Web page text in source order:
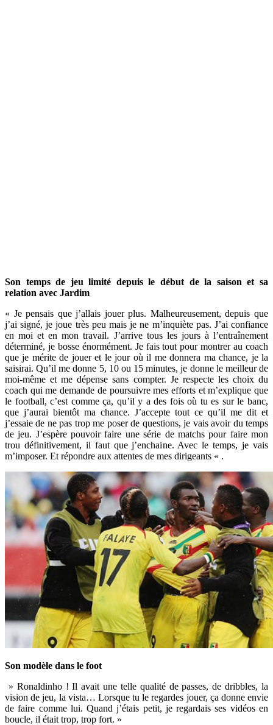
Son temps de jeu limité depuis le début de la saison et sa
relation avec Jardim
« Je pensais que j’allais jouer plus. Malheureusement, depuis que
j’ai signé, je joue très peu mais je ne m’inquiète pas. J’ai confiance
en moi et en mon travail. J’arrive tous les jours à l’entraînement
déterminé, je bosse énormément. Je fais tout pour montrer au coach
que je mérite de jouer et le jour où il me donnera ma chance, je la
saisirai. Qu’il me donne 5, 10 ou 15 minutes, je donne le meilleur de
moi-même et me dépense sans compter. Je respecte les choix du
coach qui me demande de poursuivre mes efforts et m’explique que
le football, c’est comme ça, qu’il y a des fois où tu es sur le banc,
que j’aurai bientôt ma chance. J’accepte tout ce qu’il me dit et
j’essaie de ne pas trop me poser de questions, je vais avoir du temps
de jeu. J’espère pouvoir faire une série de matchs pour faire mon
trou définitivement, il faut que j’enchaine. Avec le temps, je vais
m’imposer. Et répondre aux attentes de mes dirigeants « .
Son modèle dans le foot
» Ronaldinho ! Il avait une telle qualité de passes, de dribbles, la
vision de jeu, la vista… Lorsque tu le regardes jouer, ça donne envie
de faire comme lui. Quand j’étais petit, je regardais ses vidéos en
boucle, il était trop, trop fort. »